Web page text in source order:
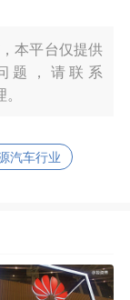
本平台仅提供
题，请联系
汽车行业